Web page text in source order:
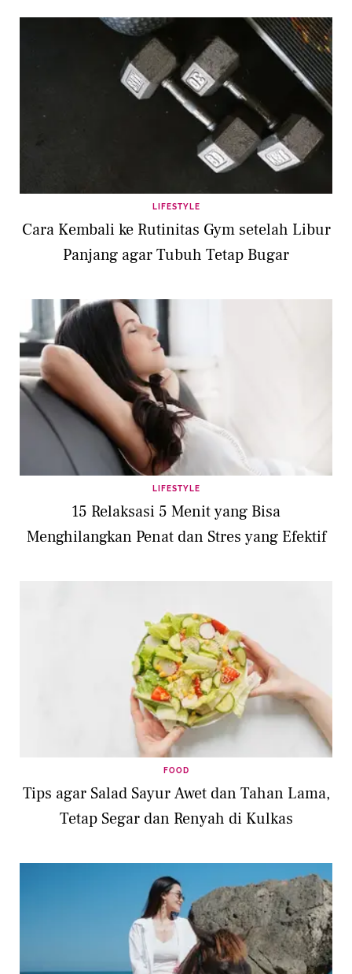
LIFESTYLE
Cara Kembali ke Rutinitas Gym setelah Libur
Panjang agar Tubuh Tetap Bugar
LIFESTYLE
15 Relaksasi 5 Menit yang Bisa
Menghilangkan Penat dan Stres yang Efektif
FOOD
Tips agar Salad Sayur Awet dan Tahan Lama,
Tetap Segar dan Renyah di Kulkas